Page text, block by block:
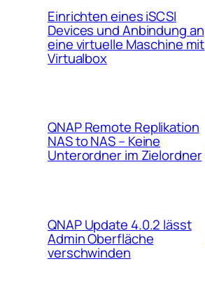
Einrichten eines iSCSI
Devices und Anbindung an
eine virtuelle Maschine mit
Virtualbox
QNAP Remote Replikation
NAS to NAS – Keine
Unterordner im Zielordner
QNAP Update 4.0.2 lässt
Admin Oberfläche
verschwinden